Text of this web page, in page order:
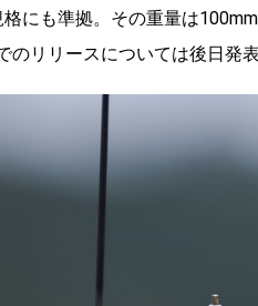
にも準拠。その重量は
リリースについては後日発表